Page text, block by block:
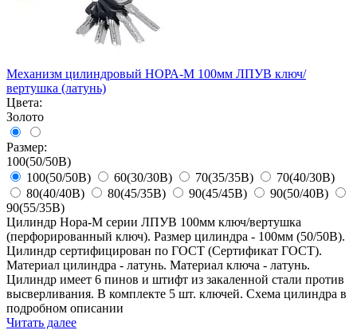
Механизм цилиндровый НОРА-М 100мм ЛПУВ ключ/
вертушка (латунь)
Цвета:
Золото
Размер:
100(50/50В)
100(50/50В)
60(30/30В) 70(35/35В)
70(40/30В)
80(40/40В)
80(45/35В) 90(45/45В)
90(50/40В)
90(55/35В)
Цилиндр Нора-М серии ЛПУВ 100мм ключ/вертушка
(перфорированный ключ). Размер цилиндра - 100мм (50/50В).
Цилиндр сертифицирован по ГОСТ (Сертификат ГОСТ).
Материал цилиндра - латунь. Материал ключа - латунь.
Цилиндр имеет 6 пинов и штифт из закаленной стали против
высверливания. В комплекте 5 шт. ключей. Схема цилиндра в
подробном описании
Читать далее